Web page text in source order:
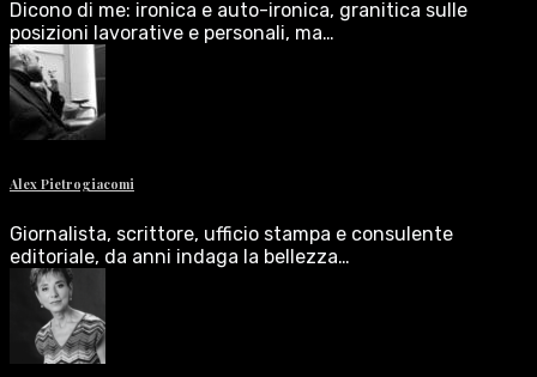
Dicono di me: ironica e auto-ironica, granitica sulle
posizioni lavorative e personali, ma…
Alex Pietrogiacomi
Giornalista, scrittore, ufficio stampa e consulente
editoriale, da anni indaga la bellezza…